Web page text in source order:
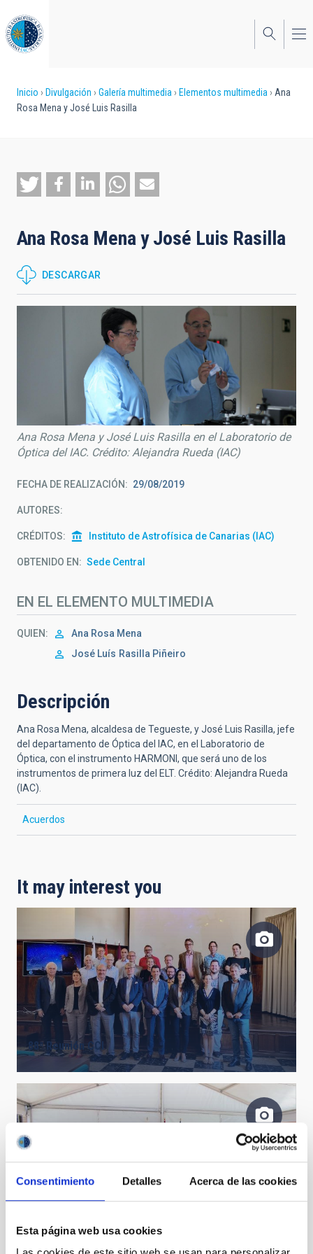
Consentimiento Detalles Acerca de las cookies
Esta página web usa cookies
al
contenido
principal
Sobrescribir
enlaces
ayuda
a
navegación
Inicio Divulgación Galería multimedia Elementos multimedia
Ana
Rosa Mena y José Luis Rasilla
Ana Rosa Mena y José Luis Rasilla
DESCARGAR
Ana Rosa Mena y José Luis Rasilla en el Laboratorio de
Óptica del IAC. Crédito: Alejandra Rueda (IAC)
FECHA DE REALIZACIÓN 29/08/2019
AUTORES
CRÉDITOS Instituto de Astrofísica de Canarias (IAC)
OBTENIDO EN Sede Central
EN EL ELEMENTO MULTIMEDIA
QUIEN
Ana Rosa Mena
José Luís Rasilla Piñeiro
Descripción
Ana Rosa Mena, alcaldesa de Tegueste, y José Luis Rasilla, jefe
del departamento de Óptica del IAC, en el Laboratorio de
Óptica, con el instrumento HARMONI, que será uno de los
instrumentos de primera luz del ELT. Crédito: Alejandra Rueda
(IAC).
Acuerdos
It may interest you
88ª Reunión CCI
Rueda de prensa después de la reunión del Consejo